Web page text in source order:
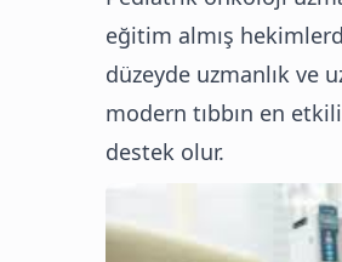
eğitim almış
düzeyde uzmanlık ve
modern tıbbın en
destek olur.